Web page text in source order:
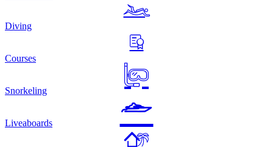
Diving
Courses
Snorkeling
Liveaboards